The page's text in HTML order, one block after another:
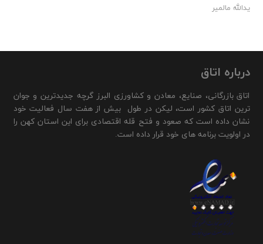
یدالله مالمیر
درباره اتاق
اتاق بازرگانی، صنایع، معادن و کشاورزی البرز گرچه جدیدترین و جوان
ترین اتاق کشور است، لیکن در طول بیش از هفت سال فعالیت خود
نشان داده است که صعود و فتح قله اقتصادی برای این استان کهن را
در اولویت برنامه های خود قرار داده است.